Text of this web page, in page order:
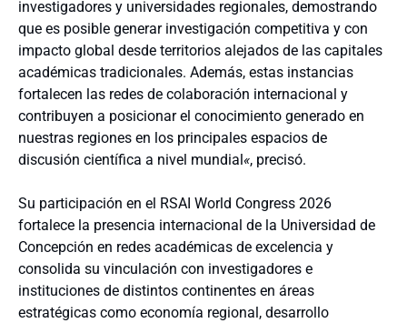
investigadores y universidades regionales, demostrando
que es posible generar investigación competitiva y con
impacto global desde territorios alejados de las capitales
académicas tradicionales. Además, estas instancias
fortalecen las redes de colaboración internacional y
contribuyen a posicionar el conocimiento generado en
nuestras regiones en los principales espacios de
discusión científica a nivel mundial «, precisó.
Su participación en el RSAI World Congress 2026
fortalece la presencia internacional de la Universidad de
Concepción en redes académicas de excelencia y
consolida su vinculación con investigadores e
instituciones de distintos continentes en áreas
estratégicas como economía regional, desarrollo